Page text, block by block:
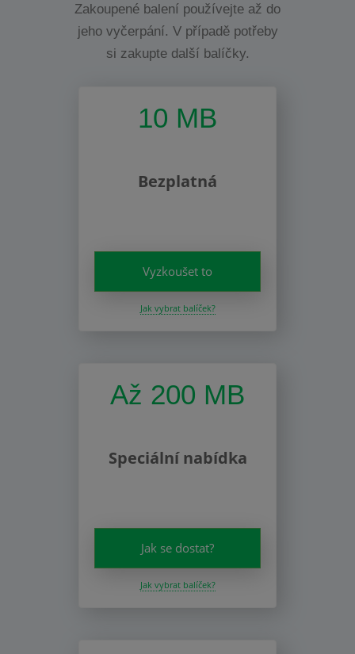
Zakoupené balení používejte až do
jeho vyčerpání. V případě potřeby
si zakupte další balíčky.
10 MB
Bezplatná
Vyzkoušet to
Jak vybrat balíček?
Až 200 MB
Speciální nabídka
Jak se dostat?
Jak vybrat balíček?